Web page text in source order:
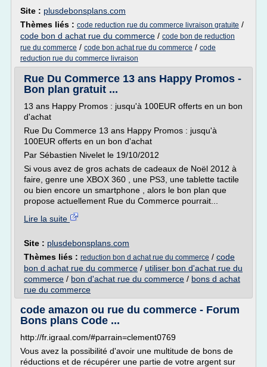
Site : plusdebonsplans.com
Thèmes liés : code reduction rue du commerce livraison gratuite /
code bon d achat rue du commerce / code bon de reduction
rue du commerce / code bon achat rue du commerce / code
reduction rue du commerce livraison
Rue Du Commerce 13 ans Happy Promos -
Bon plan gratuit ...
13 ans Happy Promos : jusqu'à 100EUR offerts en un bon
d'achat
Rue Du Commerce 13 ans Happy Promos : jusqu'à
100EUR offerts en un bon d'achat
Par Sébastien Nivelet le 19/10/2012
Si vous avez de gros achats de cadeaux de Noël 2012 à
faire, genre une XBOX 360 , une PS3, une tablette tactile
ou bien encore un smartphone , alors le bon plan que
propose actuellement Rue du Commerce pourrait...
Lire la suite
Site : plusdebonsplans.com
Thèmes liés : reduction bon d achat rue du commerce / code
bon d achat rue du commerce / utiliser bon d'achat rue du
commerce / bon d'achat rue du commerce / bons d achat
rue du commerce
code amazon ou rue du commerce - Forum
Bons plans Code ...
http://fr.igraal.com/#parrain=clement0769
Vous avez la possibilité d'avoir une multitude de bons de
réductions et de récupérer une partie de votre argent sur